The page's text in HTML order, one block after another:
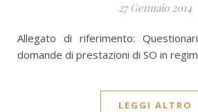
27 Gennaio 2014
Allegato di riferimento: Questionario da allegare alle
domande di prestazioni di SO in
LEGGI ALTRO